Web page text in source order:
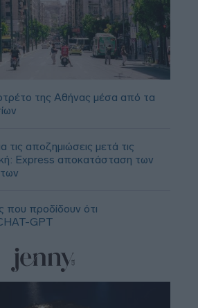
της Αθήνας μέσα από τα
τις αποζημιώσεις μετά τις
Express αποκατάσταση των
που προδίδουν ότι
GPT